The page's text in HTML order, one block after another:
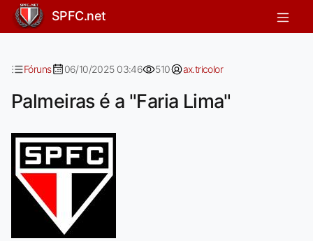
Palmeiras é a "Faria Lima"
SPFC.net
Fóruns 06/10/2025 03:46 510 ax.tricolor
Palmeiras é a "Faria Lima"